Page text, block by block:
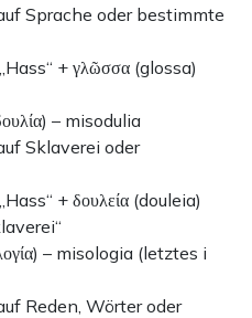
Sprache oder bestimmte
+ γλῶσσα (glossa)
– misodulia
Sklaverei oder
+ δουλεία (douleia)
– misologia (letztes i
Reden, Wörter oder